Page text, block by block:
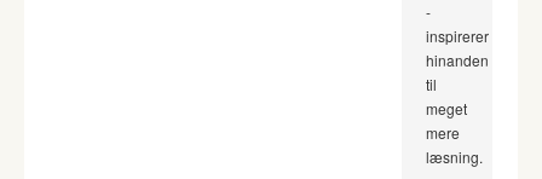
-
inspirerer
hinanden
til
meget
mere
læsning.